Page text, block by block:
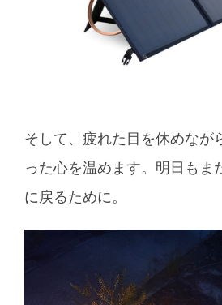
そして、疲れた目を休めなが
った心を温めます。明日もま
に戻るために。